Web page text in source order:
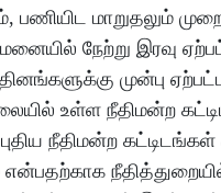
மாறுதலும்
நேற்று இரவு
முன்பு
உள்ள நீதிமன்ற
நீதிமன்ற கட்டிடங்கள்